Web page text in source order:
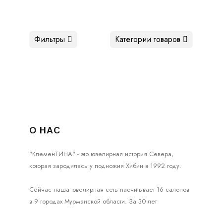
Категории товаров
Фильтры
О НАС
"КлеменТИНА" - это ювелирная история Севера,
которая зародилась у подножия Хибин в 1992 году.
Сейчас наша ювелирная сеть насчитывает 16 салонов
в 9 городах Мурманской области. За 30 лет